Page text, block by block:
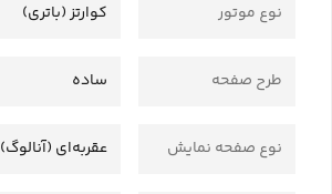
نوع موتور کوارتز (باتری)
طرح صفحه ساده
نوع صفحه نمایش عقربه‌ای (آنالوگ)